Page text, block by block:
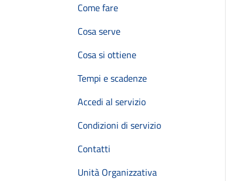
Come fare
Cosa serve
Cosa si ottiene
Tempi e scadenze
Accedi al servizio
Condizioni di servizio
Contatti
Unità Organizzativa